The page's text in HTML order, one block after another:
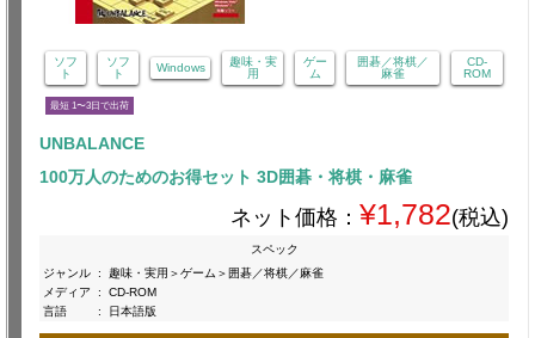
ソフ
ト
ソフ
ト
Windows
趣味・実
用
ゲー
ム
囲碁／将棋／
麻雀
CD-
ROM
最短 1〜3日で出荷
UNBALANCE
100万人のためのお得セット 3D囲碁・将棋・麻雀
ネット価格： ¥1,782(税込)
スペック
ジャンル :
趣味・実用＞ゲーム＞囲碁／将棋／麻雀
メディア
:
CD-ROM
言語
: 日本語版